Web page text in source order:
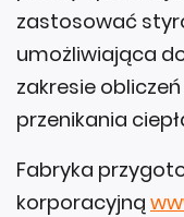
zastosować
umożliwiająca
zakresie
przenikania
Fabryka
korporacyjną